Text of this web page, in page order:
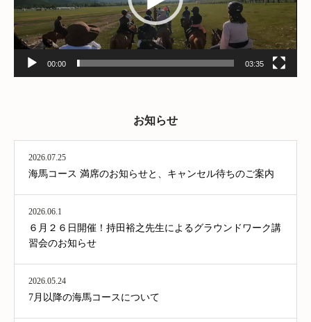
00:00 03:35
お知らせ
2026.07.25
海馬コース 満席のお知らせと、キャンセル待ちのご案内
2026.06.1
６月２６日開催！持田裕之先生によるグラウンドワーク講
習会のお知らせ
2026.05.24
7月以降の海馬コースについて